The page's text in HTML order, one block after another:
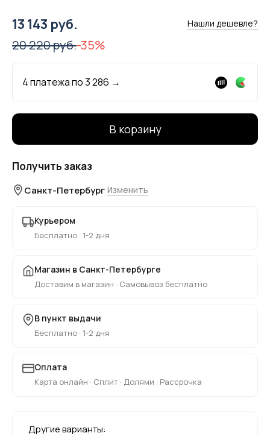
13 143 руб. Нашли дешевле?
20 220 руб.-35%
4 платежа по3 286 →
В корзину
Получить заказ
Санкт-Петербург Изменить
Курьером
Бесплатно · 1-2 дня
Магазин в Санкт-Петербурге
Доставим в магазин · Самовывоз бесплатно
В пункт выдачи
Бесплатно · 1-2 дня
Оплата
Карта онлайн · Сплит · Долями · Рассрочка
Другие варианты: